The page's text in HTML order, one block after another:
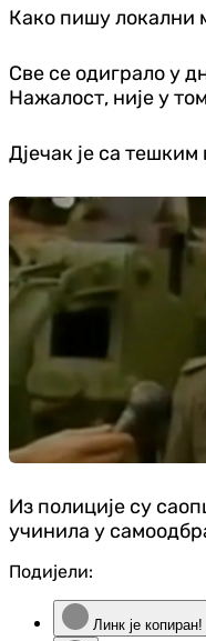
Како пишу локални
Све се одиграло у
Нажалост, није у
Дјечак је са
Из полиције су
учинила у
Подијели:
Линк је копиран!